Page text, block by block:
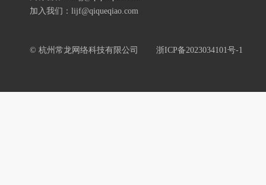
加入我们：lijf@qiqueqiao.com
© 杭州常龙网络科技有限公司 浙ICP备2023034101号-1